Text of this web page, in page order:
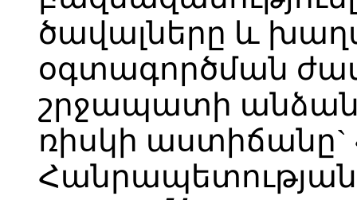
ծավալները և
օգտագործման
շրջապատի
ռիսկի
Հանրապետության